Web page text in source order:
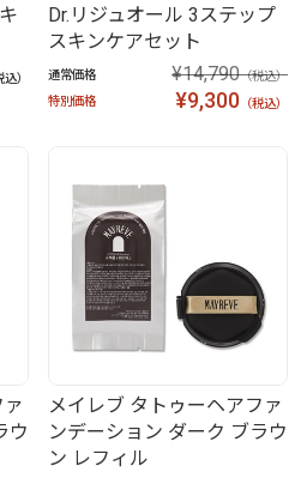
込）
Dr.リジュオール 3ステップ
スキンケアセット
通常価格 ¥14,790（税込）
特別価格
¥9,300 （税込）
ウ
メイレブ タトゥーヘアファ
ンデーション ダーク ブラウ
ン レフィル